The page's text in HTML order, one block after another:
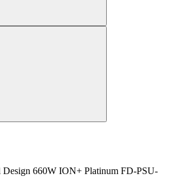
Design 660W ION+ Platinum FD-PSU-